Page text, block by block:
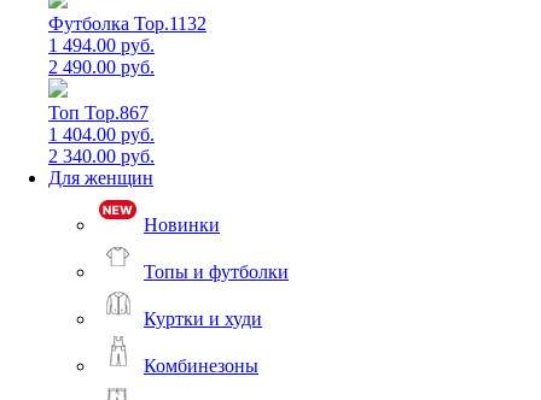
Футболка Top.1132
1 494.00 руб.
2 490.00 руб.
Топ Top.867
1 404.00 руб.
2 340.00 руб.
Для женщин
Новинки
Топы и футболки
Куртки и худи
Комбинезоны